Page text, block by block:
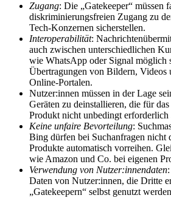
Zugang: Die „Gatekeeper“ müssen
diskriminierungsfreien Zugang zu
Tech-Konzernen sicherstellen.
Interoperabilität:
auch zwischen unterschiedlichen
wie WhatsApp oder Signal möglich
Übertragungen von Bildern, Videos
Online-Portalen.
Nutzer:innen müssen in der Lage
Geräten zu deinstallieren, die für
Produkt nicht unbedingt erforderlich
Keine unfaire Bevorteilung:
Bing dürfen bei Suchanfragen nicht
Produkte automatisch vorreihen.
wie Amazon und Co. bei eigenen
Verwendung von Nutzer:innendaten
Daten von Nutzer:innen, die Dritte
„Gatekeepern“ selbst genutzt